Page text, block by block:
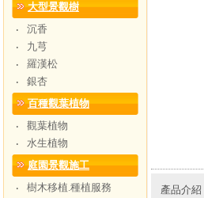
大型景觀樹
‧
沉香
‧
九芎
‧
羅漢松
‧
銀杏
百種觀葉植物
‧
觀葉植物
‧
水生植物
庭園景觀施工
‧
樹木移植.種植服務
產品介紹